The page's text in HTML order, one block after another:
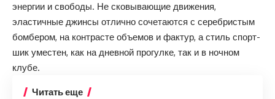
энергии и свободы. Не сковывающие движения,
эластичные джинсы отлично сочетаются с серебристым
бомбером, на контрасте объемов и фактур, а стиль спорт-
шик уместен, как на дневной прогулке, так и в ночном
клубе.
Читать еще